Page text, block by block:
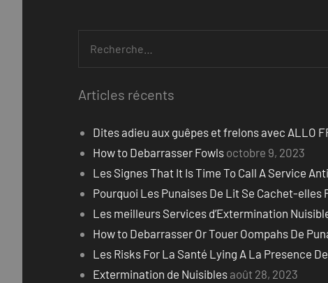
Articles récents
Dites adieu aux guêpes et frelons avec ALLO
How to Debarrasser Fowls octobre 9, 2023
Les Signes That It Is Time To Call A Service
Pourquoi Les Punaises De Lit Se Cachet-elles
Les meilleurs Services d’Extermination
How to Debarrasser Or Touer Oompahs De
Les Risks For La Santé Lying A La Presence
Extermination de Nuisibles août 28, 2023